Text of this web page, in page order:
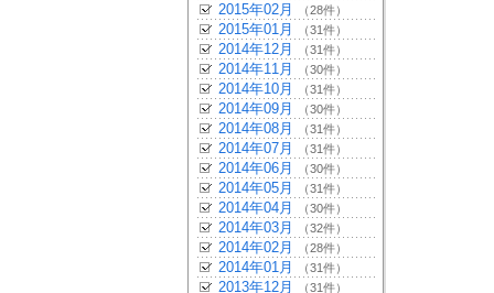
2015年02月 （28件）
2015年01月 （31件）
2014年12月 （31件）
2014年11月 （30件）
2014年10月 （31件）
2014年09月 （30件）
2014年08月 （31件）
2014年07月 （31件）
2014年06月 （30件）
2014年05月 （31件）
2014年04月 （30件）
2014年03月 （32件）
2014年02月 （28件）
2014年01月 （31件）
2013年12月 （31件）